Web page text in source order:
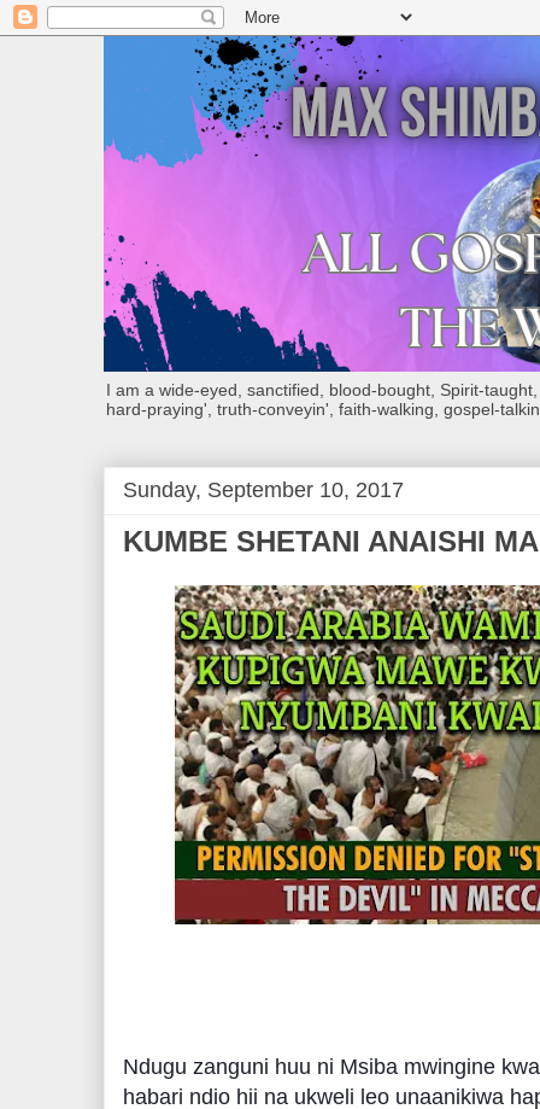
I am a wide-eyed, sanctified, blood-bought, Spirit-
hard-praying', truth-conveyin', faith-walking, gospel-
Sunday, September 10, 2017
KUMBE SHETANI ANAISHI
Ndugu zanguni huu ni Msiba mwingine
habari ndio hii na ukweli leo unaanikiwa